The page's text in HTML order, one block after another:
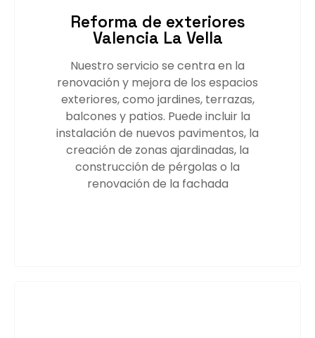
Reforma de exteriores
Valencia La Vella
Nuestro servicio se centra en la
renovación y mejora de los espacios
exteriores, como jardines, terrazas,
balcones y patios. Puede incluir la
instalación de nuevos pavimentos, la
creación de zonas ajardinadas, la
construcción de pérgolas o la
renovación de la fachada